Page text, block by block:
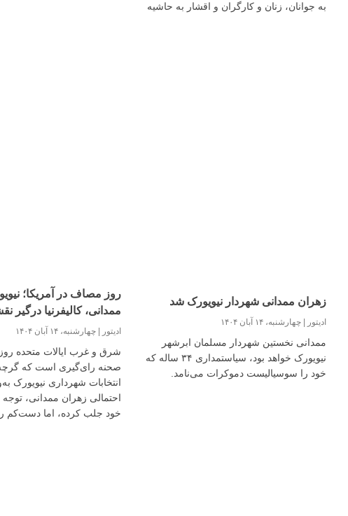
به جوانان، زنان و کارگران و اقشار به حاشیه
زهران ممدانی شهردار نیویورک شد
ادیتور چهارشنبه، ۱۴ آبان ۱۴۰۴
ممدانی نخستین شهردار مسلمان ابرشهر
نیویورک خواهد بود، سیاستمداری ۳۴ ساله که
خود را سوسیالیست دموکرات می‌نامد.
روز مصاف در آمریکا؛
ممدانی، کالیفرنیا درگیر
ادیتور چهارشنبه، ۱۴ آبان ۱۴۰۴
شرق و غرب ایالات متحده
صحنه رای‌گیری است که گرچه
انتخابات شهرداری نیویورک
احتمالی زهران ممدانی، توجه
خود جلب کرده، اما دست‌کم